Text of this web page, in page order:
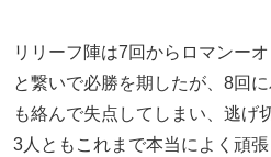
リリーフ陣は7回からロマンー
と繋いで必勝を期したが、8回
も絡んで失点してしまい、逃げ
3人ともこれまで本当によく頑張